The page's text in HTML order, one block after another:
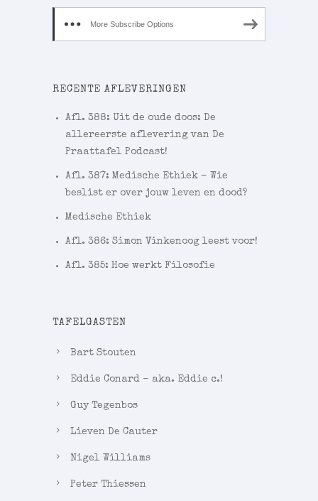
More Subscribe Options
RECENTE AFLEVERINGEN
Afl. 388: Uit de oude doos: De
allereerste aflevering van De
Praattafel Podcast!
Afl. 387: Medische Ethiek – Wie
beslist er over jouw leven en dood?
Medische Ethiek
Afl. 386: Simon Vinkenoog leest voor!
Afl. 385: Hoe werkt Filosofie
TAFELGASTEN
Bart Stouten
Eddie Conard – aka. Eddie c.!
Guy Tegenbos
Lieven De Cauter
Nigel Williams
Peter Thiessen